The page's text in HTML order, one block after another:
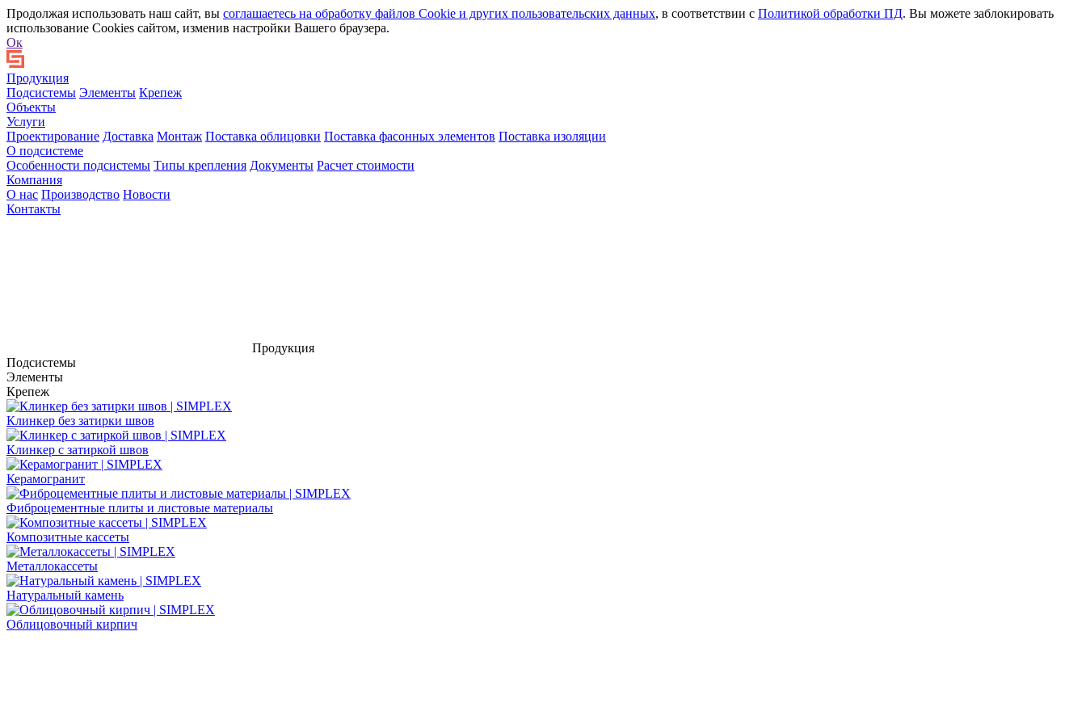
Продолжая использовать наш сайт, вы соглашаетесь на обработку файлов Сookie и других пользовательских данных, в соответствии с Политикой обработки ПД. Вы можете заблокировать
использование Cookies сайтом, изменив настройки Вашего браузера.
Ок
Продукция
Подсистемы Элементы Крепеж
Объекты
Услуги
Проектирование Доставка Монтаж Поставка облицовки Поставка фасонных элементов Поставка изоляции
О подсистеме
Особенности подсистемы Типы крепления Документы Расчет стоимости
Компания
О нас Производство Новости
Контакты
Продукция
Подсистемы
Элементы
Крепеж
Клинкер без затирки швов
Клинкер с затиркой швов
Керамогранит
Фиброцементные плиты и листовые материалы
Композитные кассеты
Металлокассеты
Натуральный камень
Облицовочный кирпич